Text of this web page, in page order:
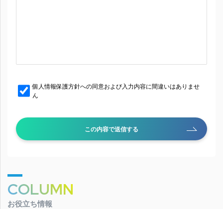
個人情報保護方針への同意および入力内容に間違いはありませ
ん
この内容で送信する
COLUMN
お役立ち情報